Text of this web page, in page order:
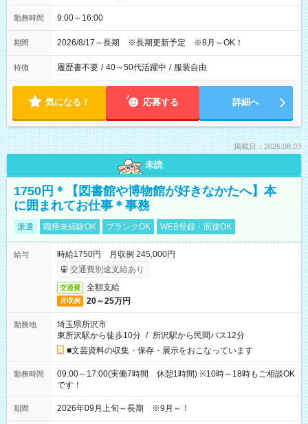
勤務時間 9:00～16:00
期間 2026/8/17～長期 ※長期更新予定 ※8月～OK！
特徴 履歴書不要 / 40～50代活躍中 / 服装自由
気になる！ 応募する 詳細へ
掲載日：2026.08.03
未読
1750円＊【図書館や博物館が好きなかたへ】本
に囲まれてお仕事＊事務
派遣 職種未経験OK ブランクOK WEB登録・面接OK
給与
時給1750円 月収例 245,000円
交通費別途支給あり
交通費 全額支給
月収例 20～25万円
勤務地
埼玉県所沢市
東所沢駅から徒歩10分 / 所沢駅から民間バス12分
■文芸資料の収集・保存・展示をおこなっています
勤務時間
09:00～17:00(実働7時間 休憩1時間) ※10時～18時もご相談OK
です！
期間 2026年09月上旬～長期 ※9月～！